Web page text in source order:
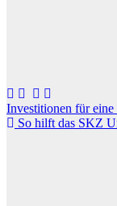
Investitionen für
So hilft das SKZ